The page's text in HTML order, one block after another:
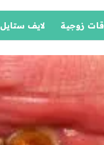
زوجية لايف ستايل